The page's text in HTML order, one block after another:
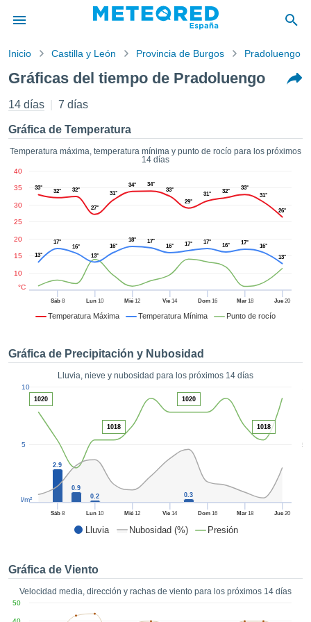
de
por
para
que la
que se
a este
las
forma
digital
basada
nuestra
sin coste.
ya sean
así como
un perfil
para
ACEPTAR
CONTINUAR
CONFIGURACIÓN
Inicio Castilla y León Provincia de Burgos Pradoluengo
Gráficas del tiempo de Pradoluengo
14 días 7 días
Gráfica de Temperatura
Temperatura máxima, temperatura mínima y punto de rocío para los próximos
14 días
Temperatura Máxima Temperatura Mínima Punto de rocío
Sáb8 Lun 10 Mié 12 Vie 14 Dom16 Mar18 Jue 20
10
15
20
25
30
35
40
°C
33°
32° 32°
27°
31°
34°
34°
33°
29°
31° 32°
33°
31°
26°
13°
17°
16°
13°
16°
18° 17°
16° 17° 17°
16° 17°
16°
13°
Gráfica de Precipitación y Nubosidad
Lluvia, nieve y nubosidad para los próximos 14 días
Lluvia Nubosidad (%) Presión
50
Sáb8 Lun 10 Mié 12 Vie 14 Dom16 Mar18 Jue 20
5
10
l/m²
2.9
0.9
0.2
0.3
1020
1018
1020
1018
Gráfica de Viento
Velocidad media, dirección y rachas de viento para los próximos 14 días
50